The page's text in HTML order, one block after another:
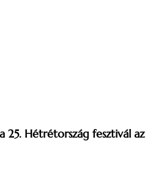
25. Hétrétország fesztivál az